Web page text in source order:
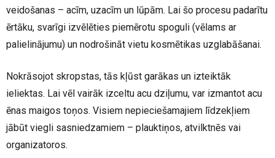
veidošanas – acīm, uzacīm un lūpām. Lai šo procesu padarītu
ērtāku, svarīgi izvēlēties piemērotu spoguli (vēlams ar
palielinājumu) un nodrošināt vietu kosmētikas uzglabāšanai.
Nokrāsojot skropstas, tās kļūst garākas un izteiktāk
ieliektas. Lai vēl vairāk izceltu acu dziļumu, var izmantot acu
ēnas maigos toņos. Visiem nepieciešamajiem līdzekļiem
jābūt viegli sasniedzamiem – plauktiņos, atvilktnēs vai
organizatoros.